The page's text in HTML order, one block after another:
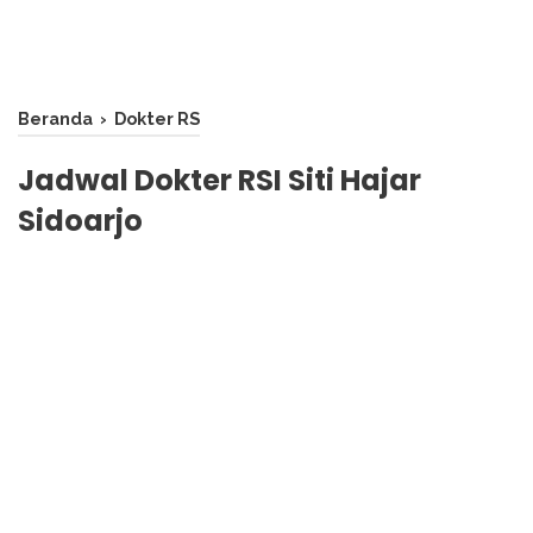
Beranda › Dokter RS
Jadwal Dokter RSI Siti Hajar
Sidoarjo